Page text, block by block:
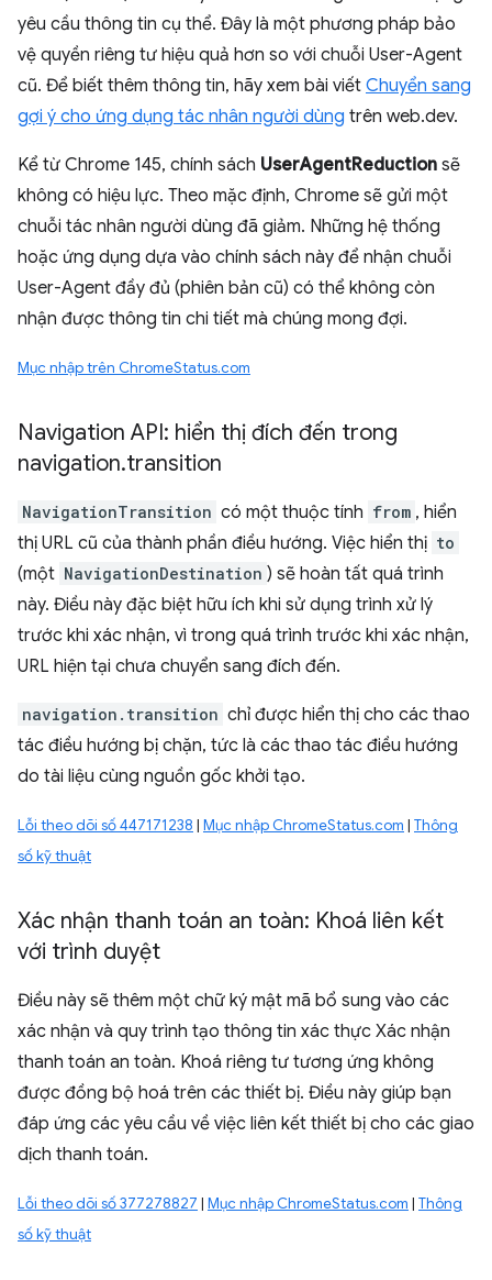
yêu cầu thông tin cụ thể. Đây là một phương pháp bảo
vệ quyền riêng tư hiệu quả hơn so với chuỗi User-Agent
cũ. Để biết thêm thông tin, hãy xem bài viết Chuyển sang
gợi ý cho ứng dụng tác nhân người dùng trên web.dev.
Kể từ Chrome 145, chính sách UserAgentReduction sẽ
không có hiệu lực. Theo mặc định, Chrome sẽ gửi một
chuỗi tác nhân người dùng đã giảm. Những hệ thống
hoặc ứng dụng dựa vào chính sách này để nhận chuỗi
User-Agent đầy đủ (phiên bản cũ) có thể không còn
nhận được thông tin chi tiết mà chúng mong đợi.
Mục nhập trên ChromeStatus.com
Navigation API: hiển thị đích đến trong
navigation.transition
NavigationTransition có một thuộc tính from , hiển
thị URL cũ của thành phần điều hướng. Việc hiển thị to
(một NavigationDestination ) sẽ hoàn tất quá trình
này. Điều này đặc biệt hữu ích khi sử dụng trình xử lý
trước khi xác nhận, vì trong quá trình trước khi xác nhận,
URL hiện tại chưa chuyển sang đích đến.
navigation.transition chỉ được hiển thị cho các thao
tác điều hướng bị chặn, tức là các thao tác điều hướng
do tài liệu cùng nguồn gốc khởi tạo.
Lỗi theo dõi số 447171238 | Mục nhập ChromeStatus.com | Thông
số kỹ thuật
Xác nhận thanh toán an toàn: Khoá liên kết
với trình duyệt
Điều này sẽ thêm một chữ ký mật mã bổ sung vào các
xác nhận và quy trình tạo thông tin xác thực Xác nhận
thanh toán an toàn. Khoá riêng tư tương ứng không
được đồng bộ hoá trên các thiết bị. Điều này giúp bạn
đáp ứng các yêu cầu về việc liên kết thiết bị cho các giao
dịch thanh toán.
Lỗi theo dõi số 377278827 | Mục nhập ChromeStatus.com | Thông
số kỹ thuật